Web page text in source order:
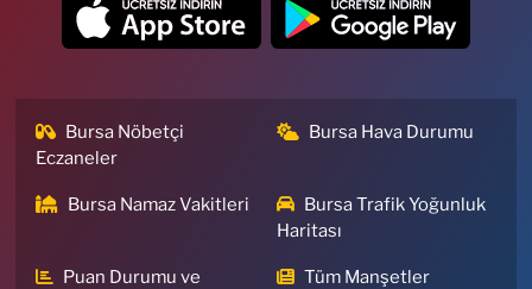
Bursa Nöbetçi
Eczaneler
Bursa Hava Durumu
Bursa Namaz Vakitleri
Bursa Trafik Yoğunluk
Haritası
Puan Durumu ve
Tüm Manşetler